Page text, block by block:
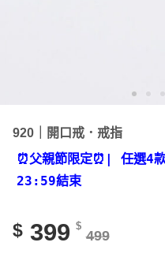
920｜開口戒．戒指
⏰父親節限定⏰ | 任選4
23:59結束
$ 399 $
499